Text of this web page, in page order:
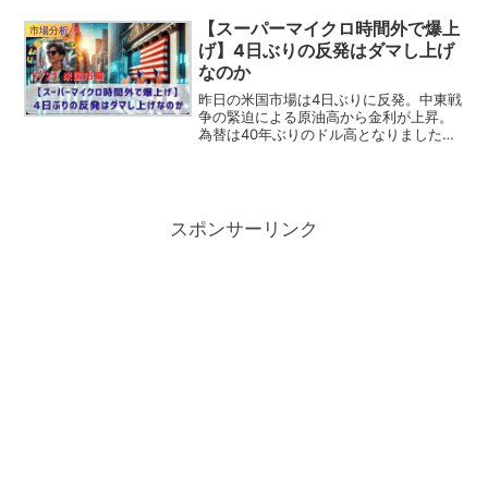
は昨日の米国市場を振り返っていきまし
ょう。リッヒ記事後半では...
市場分析
【スーパーマイクロ時間外で爆上
げ】4日ぶりの反発はダマし上げ
なのか
昨日の米国市場は4日ぶりに反発。中東戦
争の緊迫による原油高から金利が上昇。
為替は40年ぶりのドル高となりました。
スポンサーリンク